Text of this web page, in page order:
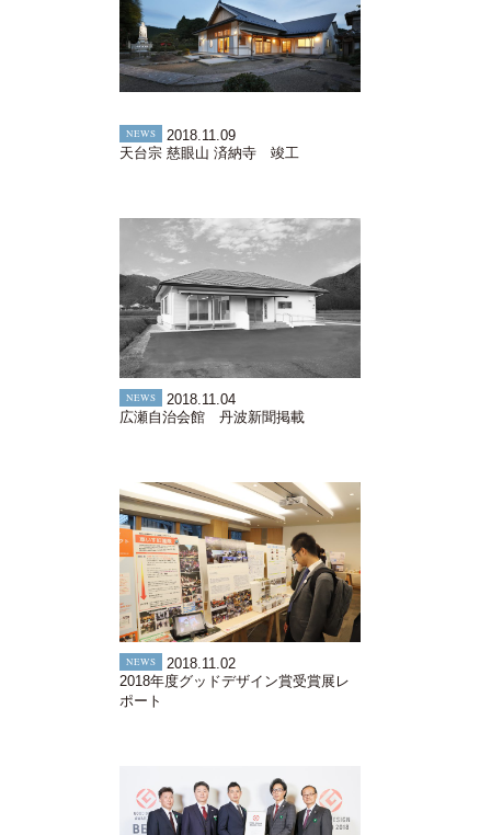
NEWS
2018.11.09
天台宗 慈眼山 済納寺 竣工
NEWS
2018.11.04
広瀬自治会館 丹波新聞掲載
NEWS
2018.11.02
2018年度グッドデザイン賞受賞展レ
ポート